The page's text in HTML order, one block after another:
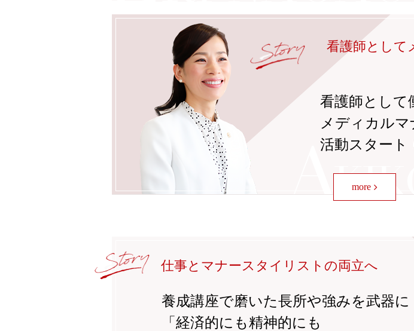
看護師として
看護師として
メディカル
活動スタート
more
仕事とマナースタイリストの両立へ
養成講座で磨いた長所や強みを武器に
「経済的にも精神的にも